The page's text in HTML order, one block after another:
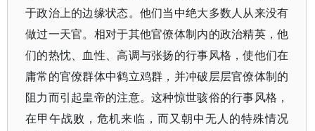
于政治上的边缘状态。他们当中绝大多数人从来没有
做过一天官。相对于其他官僚体制内的政治精英，他
们的热忱、血性、高调与张扬的行事风格，使他们在
庸常的官僚群体中鹤立鸡群，并冲破层层官僚体制的
阻力而引起皇帝的注意。这种惊世骇俗的行事风格，
在甲午战败，危机来临，而又朝中无人的特殊情况